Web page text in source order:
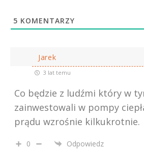
5 KOMENTARZY
Jarek
3 lat temu
Co będzie z ludźmi który w
zainwestowali w pompy
prądu wzrośnie kilkukrotnie.
0 Odpowiedz